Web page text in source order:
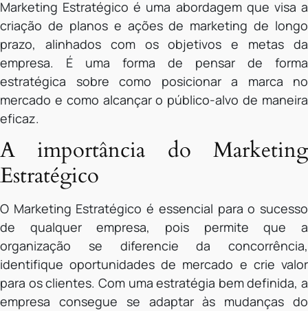
Marketing Estratégico é uma abordagem que visa a
criação de planos e ações de marketing de longo
prazo, alinhados com os objetivos e metas da
empresa. É uma forma de pensar de forma
estratégica sobre como posicionar a marca no
mercado e como alcançar o público-alvo de maneira
eficaz.
A importância do Marketing
Estratégico
O Marketing Estratégico é essencial para o sucesso
de qualquer empresa, pois permite que a
organização se diferencie da concorrência,
identifique oportunidades de mercado e crie valor
para os clientes. Com uma estratégia bem definida, a
empresa consegue se adaptar às mudanças do